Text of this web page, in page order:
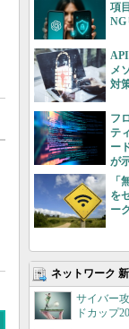
項
NG
メ
対
フ
テ
ー
が
「
を
ー
ネットワーク
サイバー
ドカップ